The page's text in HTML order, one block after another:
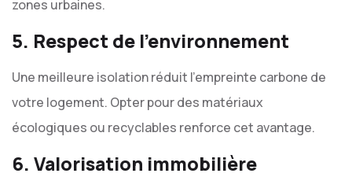
zones urbaines.
5. Respect de l’environnement
Une meilleure isolation réduit l’empreinte carbone de
votre logement. Opter pour des matériaux
écologiques ou recyclables renforce cet avantage.
6. Valorisation immobilière